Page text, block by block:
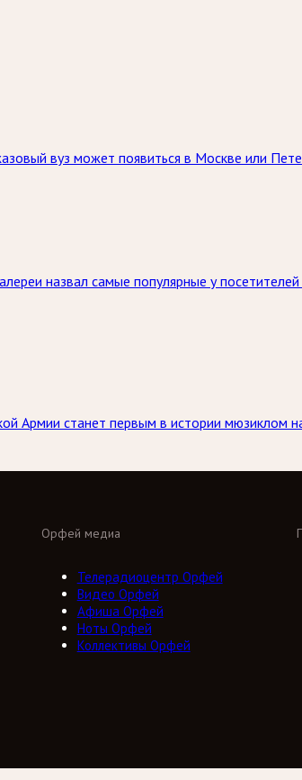
вуз может появиться в Москве или
назвал самые популярные у
Армии станет первым в истории
Орфей медиа
Телерадиоцентр Орфей
Видео Орфей
Афиша Орфей
Ноты Орфей
Коллективы Орфей